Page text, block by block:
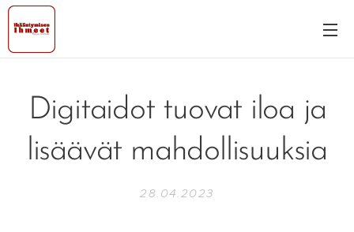
Digitaidot tuovat iloa ja
lisäävät mahdollisuuksia
28.04.2023